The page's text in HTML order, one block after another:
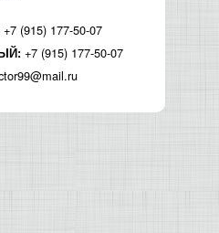
+7 (915) 177-50-07
+7 (915) 177-50-07